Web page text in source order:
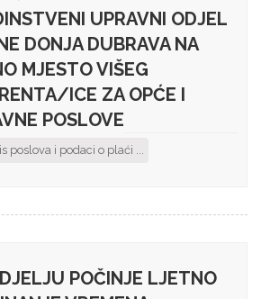
UPRAVNI ODJEL
DONJA DUBRAVA NA
MJESTO VIŠEG
ICE ZA OPĆE I
POSLOVE
poslova i podaci o plaći ...
POČINJE LJETNO